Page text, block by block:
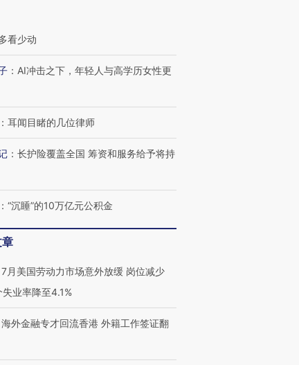
看少动
： AI冲击之下，年轻人与高学历女性更
： 耳闻目睹的几位律师
： 长护险覆盖全国 筹资和服务给予将持
： “沉睡”的10万亿元公积金
7月美国劳动力市场意外放缓 岗位减少
业率降至4.1%
海外金融专才回流香港 外籍工作签证翻